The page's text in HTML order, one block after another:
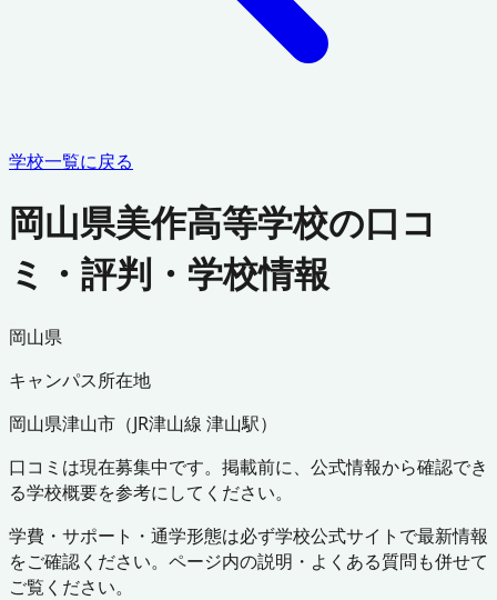
学校一覧に戻る
岡山県美作高等学校の口コ
ミ・評判・学校情報
岡山県
キャンパス所在地
岡山県津山市 （JR津山線 津山駅）
口コミは現在募集中です。掲載前に、公式情報から確認でき
る学校概要を参考にしてください。
学費・サポート・通学形態は必ず学校公式サイトで最新情報
をご確認ください。ページ内の説明・よくある質問も併せて
ご覧ください。